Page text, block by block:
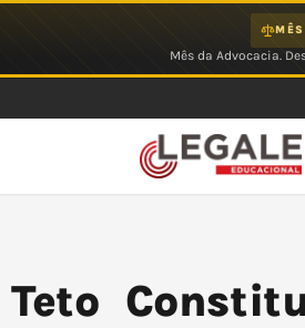
Mês da Advocacia.
Teto